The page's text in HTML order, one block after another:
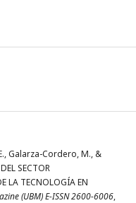
Galarza-Cordero, M., &
SECTOR
LA TECNOLOGÍA EN
(UBM) E-ISSN 2600-6006,